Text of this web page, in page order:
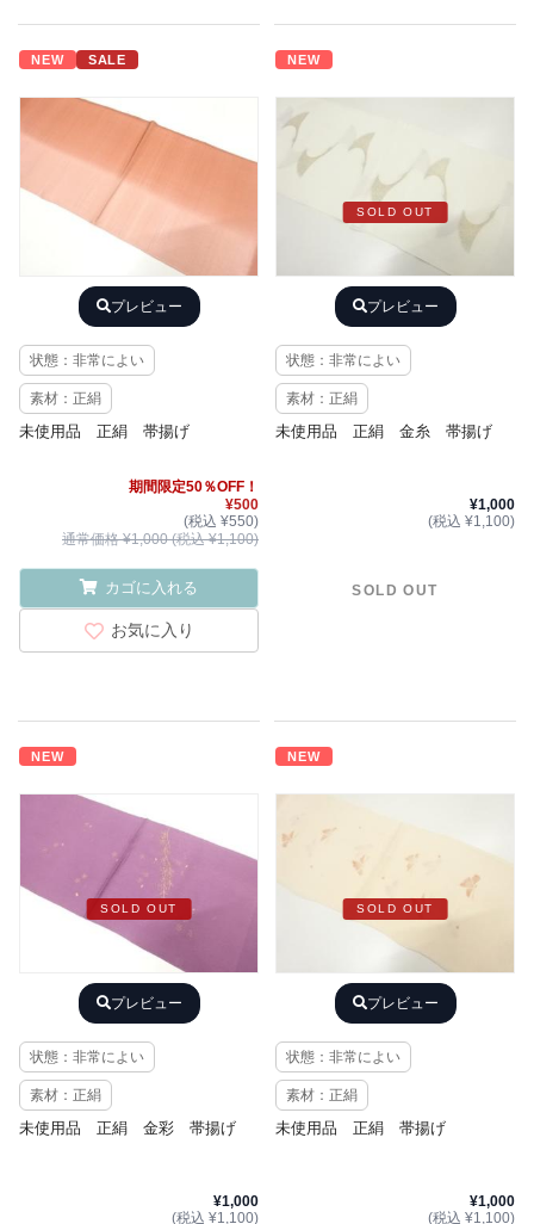
NEW SALE
プレビュー
状態：非常によい
素材：正絹
未使用品 正絹 帯揚げ
期間限定50％OFF！
¥500
(税込 ¥550)
通常価格 ¥1,000 (税込 ¥1,100)
カゴに入れる
お気に入り
NEW
SOLD OUT
プレビュー
状態：非常によい
素材：正絹
未使用品 正絹 金糸 帯揚げ
¥1,000
(税込 ¥1,100)
SOLD OUT
NEW
SOLD OUT
プレビュー
状態：非常によい
素材：正絹
未使用品 正絹 金彩 帯揚げ
¥1,000
(税込 ¥1,100)
NEW
SOLD OUT
プレビュー
状態：非常によい
素材：正絹
未使用品 正絹 帯揚げ
¥1,000
(税込 ¥1,100)